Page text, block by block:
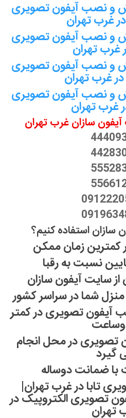
و نصب آیفون تصویری
غرب تهران
و نصب آیفون تصویری
غرب تهران
و نصب آیفون تصویری
غرب تهران
و نصب آیفون تصویری
غرب تهران
سازان غرب تهران
سازان استفاده کنیم؟
زمان ممکن
نسبت به رقبا
سایت آیفون سازان
منزل شما در سراسر کشور
آیفون تصویری در کمتر
تصویری در محل انجام
گیرد
با ضمانت دوساله
تابا در غرب تهران|
تصویری الکتروپیک در
تهران